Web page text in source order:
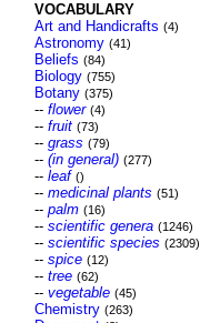
VOCABULARY
Art and Handicrafts (4)
Astronomy (41)
Beliefs (84)
Biology (755)
Botany (375)
-- flower (4)
-- fruit (73)
-- grass (79)
-- (in general) (277)
-- leaf ()
-- medicinal plants (51)
-- palm (16)
-- scientific genera (1246)
-- scientific species (2309)
-- spice (12)
-- tree (62)
-- vegetable (45)
Chemistry (263)